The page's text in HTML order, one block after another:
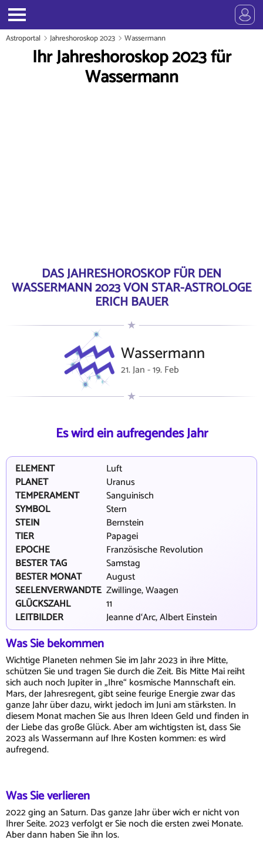
Astroportal Jahreshoroskop 2023 Wassermann
Ihr Jahreshoroskop 2023 für
Wassermann
DAS JAHRESHOROSKOP FÜR DEN
WASSERMANN 2023 VON STAR-ASTROLOGE
ERICH BAUER
Wassermann
21. Jan - 19. Feb
Es wird ein aufregendes Jahr
ELEMENT
Luft
PLANET
Uranus
TEMPERAMENT
Sanguinisch
SYMBOL
Stern
STEIN
Bernstein
TIER
Papagei
EPOCHE
Französische Revolution
BESTER TAG
Samstag
BESTER MONAT
August
SEELENVERWANDTE Zwillinge, Waagen
GLÜCKSZAHL
11
LEITBILDER
Jeanne d‘Arc, Albert Einstein
Was Sie bekommen
Wichtige Planeten nehmen Sie im Jahr 2023 in ihre Mitte,
schützen Sie und tragen Sie durch die Zeit. Bis Mitte Mai reiht
sich auch noch Jupiter in „Ihre“ kosmische Mannschaft ein.
Mars, der Jahresregent, gibt seine feurige Energie zwar das
ganze Jahr über dazu, wirkt jedoch im Juni am stärksten. In
diesem Monat machen Sie aus Ihren Ideen Geld und finden in
der Liebe das große Glück. Aber am wichtigsten ist, dass Sie
2023 als Wassermann auf Ihre Kosten kommen: es wird
aufregend.
Was Sie verlieren
2022 ging an Saturn. Das ganze Jahr über wich er nicht von
Ihrer Seite. 2023 verfolgt er Sie noch die ersten zwei Monate.
Aber dann haben Sie ihn los.